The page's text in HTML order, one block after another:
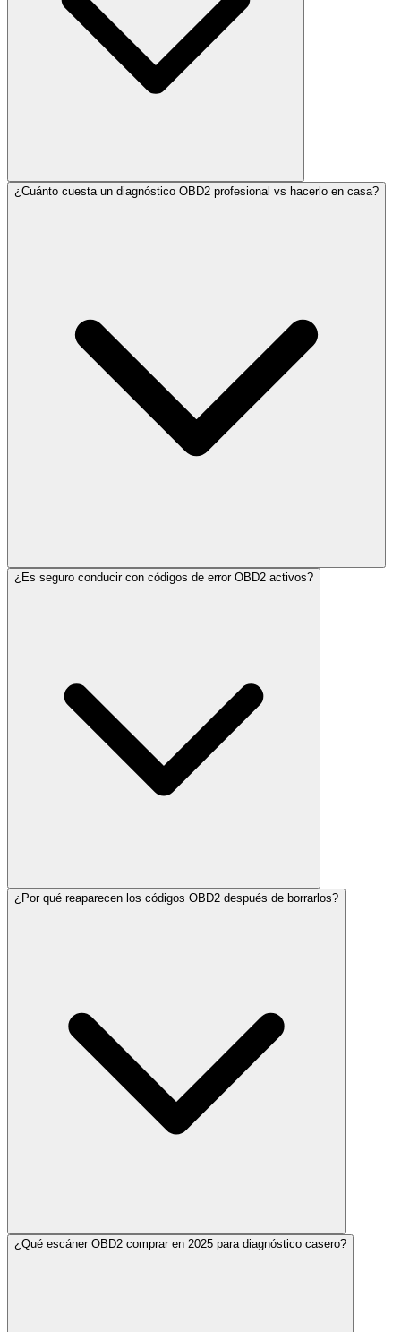
¿Cuánto cuesta un diagnóstico OBD2 profesional vs hacerlo en casa?
¿Es seguro conducir con códigos de error OBD2 activos?
¿Por qué reaparecen los códigos OBD2 después de borrarlos?
¿Qué escáner OBD2 comprar en 2025 para diagnóstico casero?